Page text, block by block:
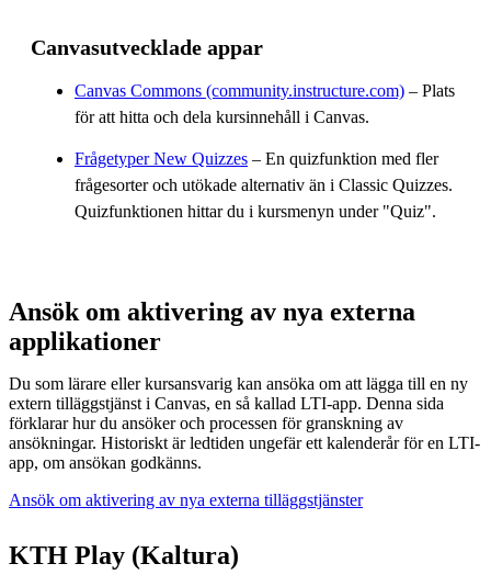
Canvasutvecklade appar
Canvas Commons (community.instructure.com) – Plats
för att hitta och dela kursinnehåll i Canvas.
Frågetyper New Quizzes – En quizfunktion med fler
frågesorter och utökade alternativ än i Classic Quizzes.
Quizfunktionen hittar du i kursmenyn under "Quiz".
Ansök om aktivering av nya externa
applikationer
Du som lärare eller kursansvarig kan ansöka om att lägga till en ny
extern tilläggstjänst i Canvas, en så kallad LTI-app. Denna sida
förklarar hur du ansöker och processen för granskning av
ansökningar. Historiskt är ledtiden ungefär ett kalenderår för en LTI-
app, om ansökan godkänns.
Ansök om aktivering av nya externa tilläggstjänster
KTH Play (Kaltura)